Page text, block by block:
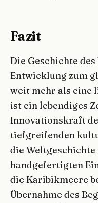
Fazit
Die Geschichte
Entwicklung zum
weit mehr als eine
ist ein lebendiges
Innovationskraft
tiefgreifenden
die Weltgeschichte
handgefertigten
die Karibikmeere
Übernahme des